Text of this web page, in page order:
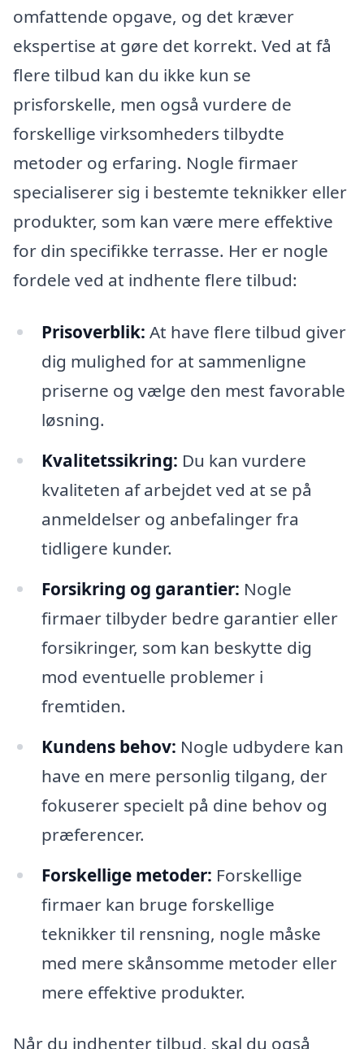
omfattende opgave, og det kræver
ekspertise at gøre det korrekt. Ved at få
flere tilbud kan du ikke kun se
prisforskelle, men også vurdere de
forskellige virksomheders tilbydte
metoder og erfaring. Nogle firmaer
specialiserer sig i bestemte teknikker eller
produkter, som kan være mere effektive
for din specifikke terrasse. Her er nogle
fordele ved at indhente flere tilbud:
Prisoverblik: At have flere tilbud giver
dig mulighed for at sammenligne
priserne og vælge den mest favorable
løsning.
Kvalitetssikring: Du kan vurdere
kvaliteten af arbejdet ved at se på
anmeldelser og anbefalinger fra
tidligere kunder.
Forsikring og garantier: Nogle
firmaer tilbyder bedre garantier eller
forsikringer, som kan beskytte dig
mod eventuelle problemer i
fremtiden.
Kundens behov: Nogle udbydere kan
have en mere personlig tilgang, der
fokuserer specielt på dine behov og
præferencer.
Forskellige metoder: Forskellige
firmaer kan bruge forskellige
teknikker til rensning, nogle måske
med mere skånsomme metoder eller
mere effektive produkter.
Når du indhenter tilbud, skal du også